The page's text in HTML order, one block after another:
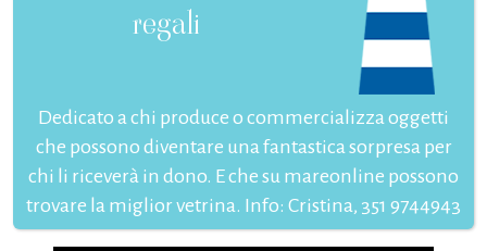
regali
Dedicato a chi produce o commercializza oggetti
che possono diventare una fantastica sorpresa per
chi li riceverà in dono. E che su mareonline possono
trovare la miglior vetrina. Info: Cristina, 351 9744943